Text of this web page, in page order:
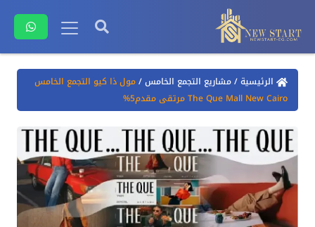
الرئيسية/مشاريع التجمع الخامس/مول ذا كيو التجمع الخامس
The Que Mall New Cairo مرتقى مقدم5%